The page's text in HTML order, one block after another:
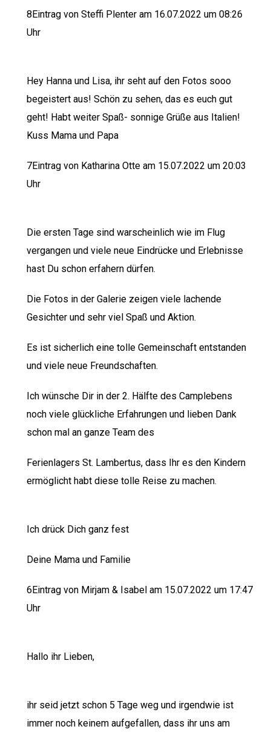
8Eintrag von Steffi Plenter am 16.07.2022 um 08:26
Uhr
Hey Hanna und Lisa, ihr seht auf den Fotos sooo
begeistert aus! Schön zu sehen, das es euch gut
geht! Habt weiter Spaß- sonnige Grüße aus Italien!
Kuss Mama und Papa
7Eintrag von Katharina Otte am 15.07.2022 um 20:03
Uhr
Die ersten Tage sind warscheinlich wie im Flug
vergangen und viele neue Eindrücke und Erlebnisse
hast Du schon erfahern dürfen.
Die Fotos in der Galerie zeigen viele lachende
Gesichter und sehr viel Spaß und Aktion.
Es ist sicherlich eine tolle Gemeinschaft entstanden
und viele neue Freundschaften.
Ich wünsche Dir in der 2. Hälfte des Camplebens
noch viele glückliche Erfahrungen und lieben Dank
schon mal an ganze Team des
Ferienlagers St. Lambertus, dass Ihr es den Kindern
ermöglicht habt diese tolle Reise zu machen.
Ich drück Dich ganz fest
Deine Mama und Familie
6Eintrag von Mirjam & Isabel am 15.07.2022 um 17:47
Uhr
Hallo ihr Lieben,
ihr seid jetzt schon 5 Tage weg und irgendwie ist
immer noch keinem aufgefallen, dass ihr uns am